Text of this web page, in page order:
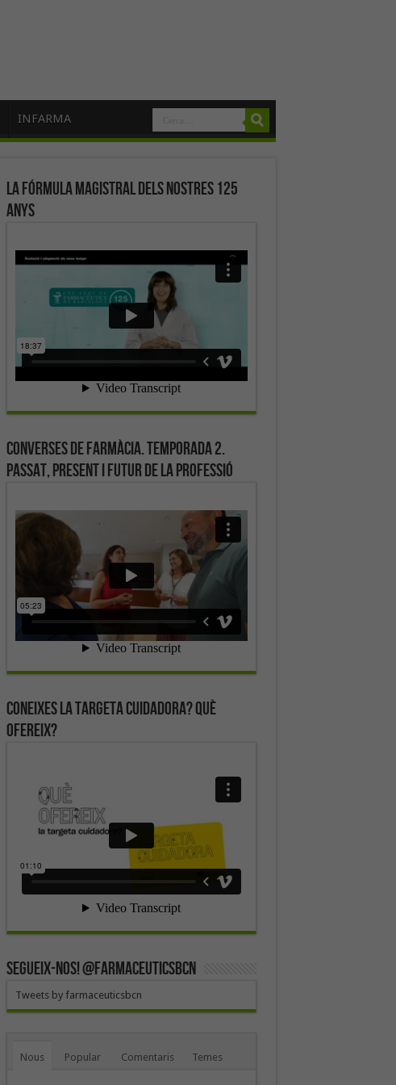
INFARMA
La fórmula magistral dels nostres 125
anys
Converses de farmàcia. Temporada 2.
Passat, present i futur de la professió
Coneixes la targeta cuidadora? Què
ofereix?
SEGUEIX-NOS! @farmaceuticsbcn
Tweets by farmaceuticsbcn
Nous Popular Comentaris Temes